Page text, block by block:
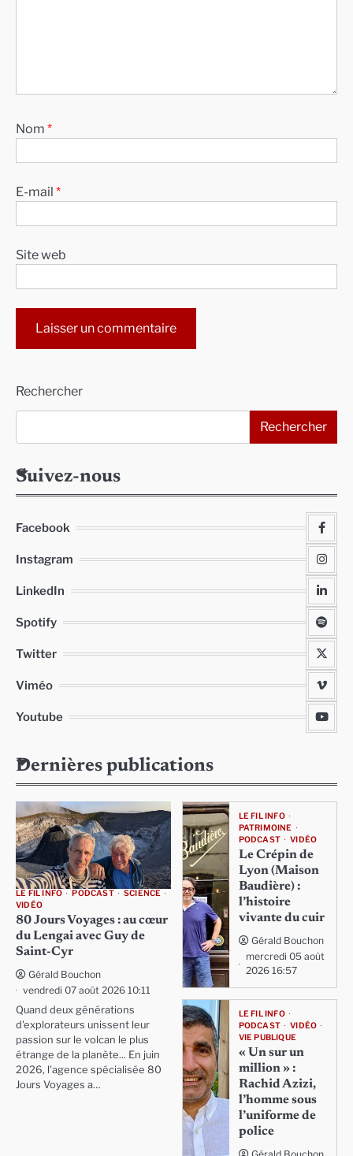
Nom *
E-mail *
Site web
Rechercher
Rechercher
Suivez-nous
Facebook
Instagram
LinkedIn
Spotify
Twitter
Viméo
Youtube
Dernières publications
LE FIL INFO PODCAST
SCIENCE
VIDÉO
80 Jours Voyages : au cœur
du Lengai avec Guy de
Saint-Cyr
Gérald Bouchon
vendredi 07 août 2026 10:11
Quand deux générations
d'explorateurs unissent leur
passion sur le volcan le plus
étrange de la planète... En juin
2026, l'agence spécialisée 80
Jours Voyages a…
LE FIL INFO
PATRIMOINE
PODCAST
VIDÉO
Le Crépin de
Lyon (Maison
Baudière) :
l’histoire
vivante du cuir
Gérald Bouchon
mercredi 05 août
2026 16:57
LE FIL INFO
PODCAST
VIDÉO
VIE PUBLIQUE
« Un sur un
million » :
Rachid Azizi,
l’homme sous
l’uniforme de
police